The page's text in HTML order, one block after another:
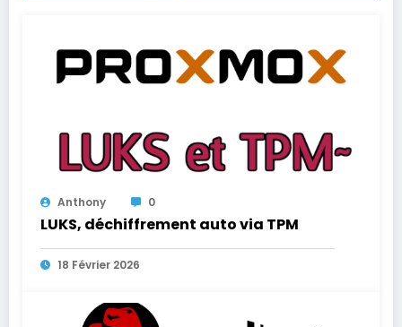
Anthony 0
LUKS, déchiffrement auto via TPM
18 Février 2026